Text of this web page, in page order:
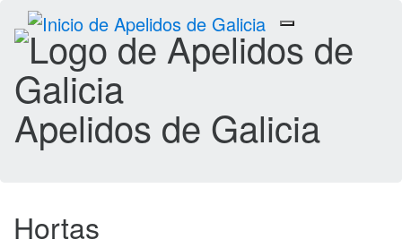
Toggle
navigation
Apelidos de Galicia
Hortas